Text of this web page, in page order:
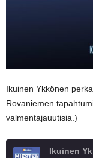
Ikuinen Ykkönen
Rovaniemen
valmentajauutisia.)
Ikuinen